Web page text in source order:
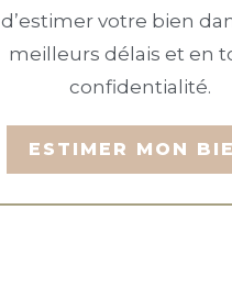
d’estimer votre bien
meilleurs délais et en
confidentialité.